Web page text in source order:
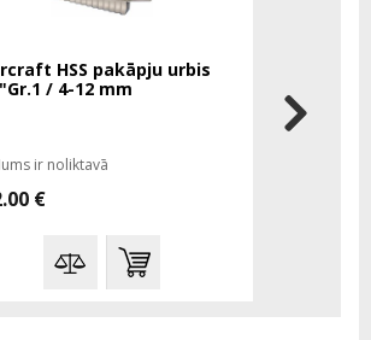
HSS pakāpju urbis
/ 4-12 mm
ir noliktavā
€